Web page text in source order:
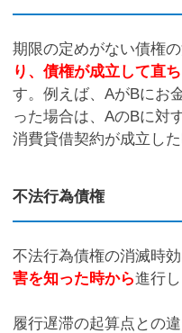
期限の定めがない債権
り、債権が成立して直
す。例えば、AがBにお
った場合は、AのBに対
消費貸借契約が成立し
不法行為債権
不法行為債権の消滅時
害を知った時から進行し
履行遅滞の起算点との